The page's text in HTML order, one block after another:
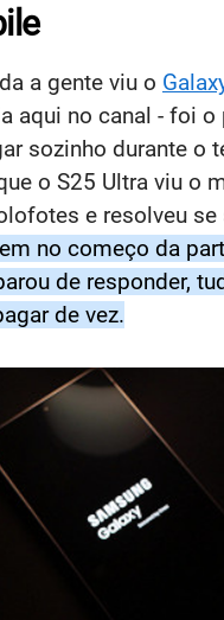
a gente viu o
aqui no canal - foi o
sozinho durante o
o S25 Ultra viu o
e resolveu se
no começo da
de responder,
de vez.